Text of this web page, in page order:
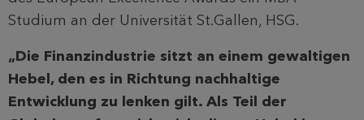
Studium an der Universität St.Gallen, HSG.
„Die Finanzindustrie sitzt an einem gewaltigen
Hebel, den es in Richtung nachhaltige
Entwicklung zu lenken gilt. Als Teil der